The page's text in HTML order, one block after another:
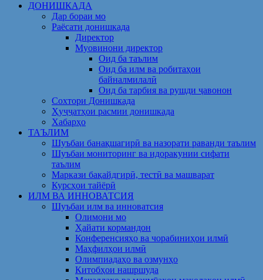
ДОНИШКАДА
Дар бораи мо
Раёсати донишкада
Директор
Муовинони директор
Оид ба таълим
Оид ба илм ва робитаҳои
байналмилалӣ
Оид ба тарбия ва рушди ҷавонон
Сохтори Донишкада
Ҳуҷҷатҳои расмии донишкада
Хабарҳо
ТАЪЛИМ
Шуъбаи банақшагирӣ ва назорати раванди таълим
Шуъбаи мониторинг ва идоракунии сифати
таълим
Маркази бақайдгирӣ, тестӣ ва машварат
Курсҳои тайёрӣ
ИЛМ ВА ИННОВАТСИЯ
Шуъбаи илм ва инноватсия
Олимони мо
Ҳайати кормандон
Конференсияҳо ва чорабиниҳои илмӣ
Маҳфилҳои илмӣ
Олимпиадаҳо ва озмунҳо
Китобҳои нашршуда